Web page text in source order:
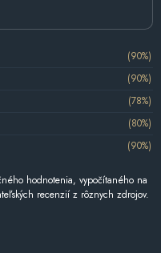
(90%)
(90%)
(78%)
(80%)
(90%)
hodnotenia, vypočítaného na
recenzií z rôznych zdrojov.